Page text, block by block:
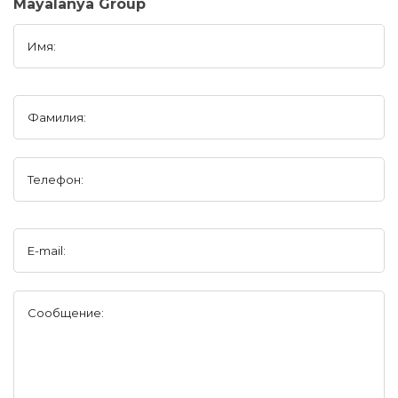
Mayalanya Group
Имя:
Фамилия:
Телефон:
E-mail:
Сообщение: